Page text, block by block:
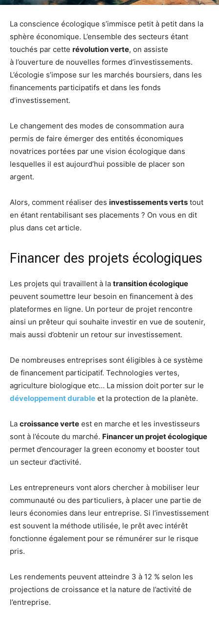
La conscience écologique s’immisce petit à petit dans la
sphère économique. L’ensemble des secteurs étant
touchés par cette révolution verte, on assiste
à l’ouverture de nouvelles formes d’investissements.
L’écologie s’impose sur les marchés boursiers, dans les
financements participatifs et dans les fonds
d’investissement.
Le changement des modes de consommation aura
permis de faire émerger des entités économiques
novatrices portées par une vision écologique dans
lesquelles il est aujourd’hui possible de placer son
argent.
Alors, comment réaliser des investissements verts tout
en étant rentabilisant ses placements ? On vous en dit
plus dans cet article.
Financer des projets écologiques
Les projets qui travaillent à la transition écologique
peuvent soumettre leur besoin en financement à des
plateformes en ligne. Un porteur de projet rencontre
ainsi un prêteur qui souhaite investir en vue de soutenir,
mais aussi d’obtenir un retour sur investissement.
De nombreuses entreprises sont éligibles à ce système
de financement participatif. Technologies vertes,
agriculture biologique etc… La mission doit porter sur le
développement durable et la protection de la planète.
La croissance verte est en marche et les investisseurs
sont à l’écoute du marché. Financer un projet écologique
permet d’encourager la green economy et booster tout
un secteur d’activité.
Les entrepreneurs vont alors chercher à mobiliser leur
communauté ou des particuliers, à placer une partie de
leurs économies dans leur entreprise. Si l’investissement
est souvent la méthode utilisée, le prêt avec intérêt
fonctionne également pour se rémunérer sur le risque
pris.
Les rendements peuvent atteindre 3 à 12 % selon les
projections de croissance et la nature de l’activité de
l’entreprise.